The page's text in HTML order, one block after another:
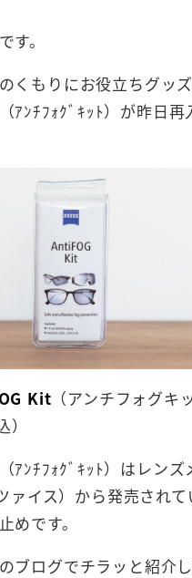
す。
くもりにお役立ちグッズ
（ｱﾝﾁﾌｫｸﾞｷｯﾄ）が昨日再
Kit （アンチフォグキ
）
（ｱﾝﾁﾌｫｸﾞｷｯﾄ）はレンズ
ァイス）から発売されて
めです。
ブログでチラッと紹介